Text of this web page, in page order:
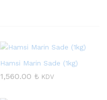
Hamsi Marin Sade (1kg)
1,560.00 ₺ KDV